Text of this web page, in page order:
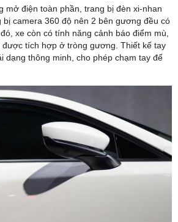
mở điện toàn phần, trang bị đèn xi-nhan
bị camera 360 độ nên 2 bên gương đều có
xe còn có tính năng cảnh báo điểm mù,
được tích hợp ở tròng gương. Thiết kế tay
dạng thông minh, cho phép chạm tay để